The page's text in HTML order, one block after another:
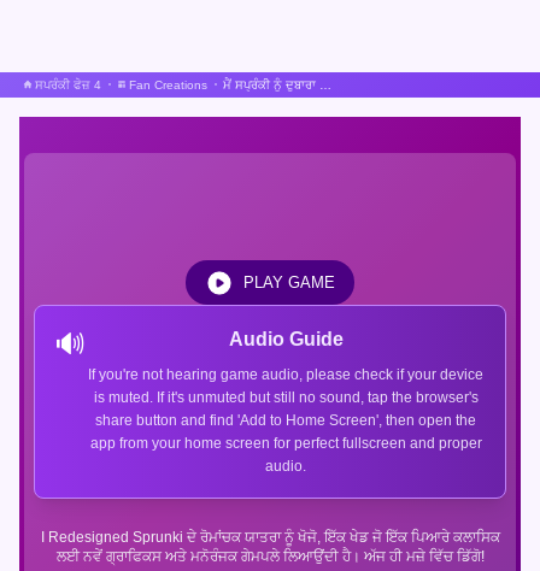
ਸਪਰੰਕੀ ਫੇਜ਼ 4 Fan Creations
I Redesigned Sprunki ਦੇ ਰੋਮਾਂਚਕ ਯਾਤਰਾ ਨੂੰ ਖੋਜੋ, ਇੱਕ ਖੇਡ ਜੋ ਇੱਕ ਪਿਆਰੇ ਕਲਾਸਿਕ
ਲਈ ਨਵੇਂ ਗ੍ਰਾਫਿਕਸ ਅਤੇ ਮਨੋਰੰਜਕ ਗੇਮਪਲੇ ਲਿਆਉਂਦੀ ਹੈ। ਅੱਜ ਹੀ ਮਜ਼ੇ ਵਿੱਚ ਡਿੱਗੋ!
🔊 Audio Guide
If you're not hearing game audio, please check if your device
is muted. If it's unmuted but still no sound, tap the browser's
share button and find 'Add to Home Screen', then open the
app from your home screen for perfect fullscreen and proper
audio.
PLAY GAME